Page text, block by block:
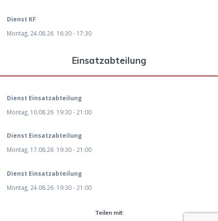
Dienst KF
Montag, 24.08.26 16:30- 17:30
Einsatzabteilung
Dienst Einsatzabteilung
Montag, 10.08.26 19:30- 21:00
Dienst Einsatzabteilung
Montag, 17.08.26 19:30- 21:00
Dienst Einsatzabteilung
Montag, 24.08.26 19:30- 21:00
Teilen mit: